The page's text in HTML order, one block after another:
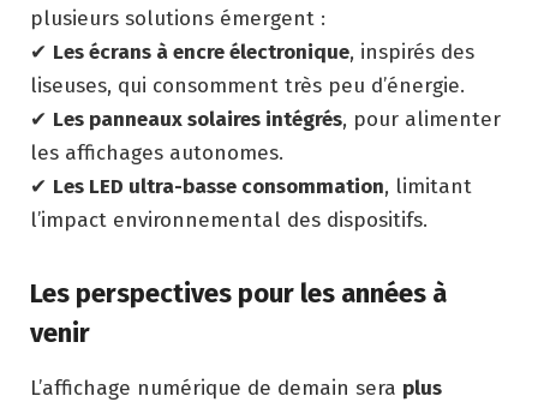
plusieurs solutions émergent :
✔ Les écrans à encre électronique, inspirés des
liseuses, qui consomment très peu d’énergie.
✔ Les panneaux solaires intégrés, pour alimenter
les affichages autonomes.
✔ Les LED ultra-basse consommation, limitant
l’impact environnemental des dispositifs.
Les perspectives pour les années à
venir
L’affichage numérique de demain sera plus